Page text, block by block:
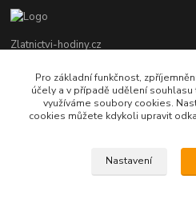
Zlatnictvi-hodiny.cz
+420 379 492 545
Po - Pá: 9,00 - 17,00 hod., So: 9,00 -
Pro základní funkčnost,
účely a v případě udělení
využíváme soubory cookies.
cookies můžete kdykoli upravit
Nastavení